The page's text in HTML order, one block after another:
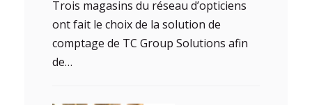
Trois magasins du réseau d’opticiens
ont fait le choix de la solution de
comptage de TC Group Solutions afin
de…